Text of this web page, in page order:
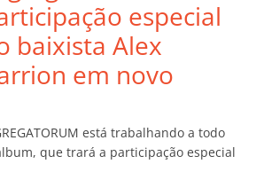
especial
baixista Alex
em novo
está trabalhando a todo
que trará a participação especial